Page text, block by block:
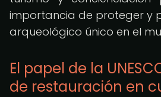
importancia de proteger y
arqueológico único en el
El papel de la
de restauración en